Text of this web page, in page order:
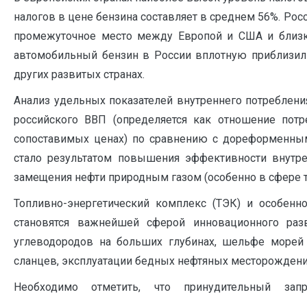
налогов в цене бензина составляет в среднем 56%.
промежуточное место между Европой и США и
автомобильный бензин в России вплотную
других развитых странах.
Анализ удельных показателей внутреннего
российского ВВП (определяется как отношение
сопоставимых ценах) по сравнению с
стало результатом повышения эффективности
замещения нефти природным газом (особенно в сфере
Топливно-энергетический комплекс (ТЭК) и
становятся важнейшей сферой инновационного
углеводородов на больших глубинах, шельфе
сланцев, эксплуатации бедных нефтяных
Необходимо отметить, что принудительный